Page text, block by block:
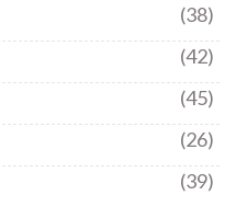
(38)
(42)
(45)
(26)
(39)